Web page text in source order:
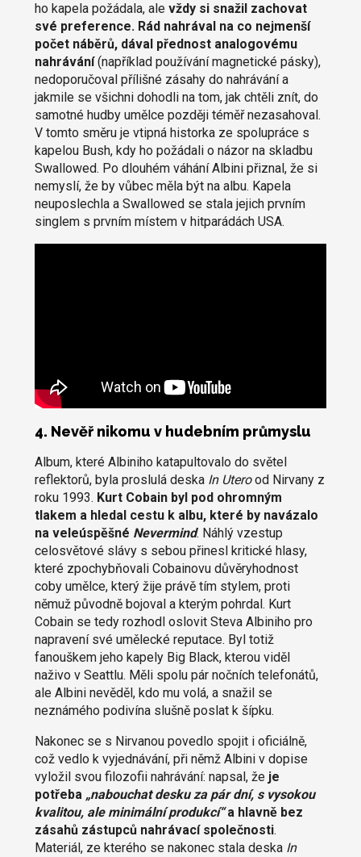
ho kapela požádala, ale vždy si snažil zachovat
své preference. Rád nahrával na co nejmenší
počet náběrů, dával přednost analogovému
nahrávání(například používání magnetické pásky),
nedoporučoval přílišné zásahy do nahrávání a
jakmile se všichni dohodli na tom, jak chtěli znít, do
samotné hudby umělce později téměř nezasahoval.
V tomto směru je vtipná historka ze spolupráce s
kapelou Bush, kdy ho požádali o názor na skladbu
Swallowed. Po dlouhém váhání Albini přiznal, že si
nemyslí, že by vůbec měla být na albu. Kapela
neuposlechla a Swallowed se stala jejich prvním
singlem s prvním místem v hitparádách USA.
4. Nevěř nikomu v hudebním průmyslu
Album, které Albiniho katapultovalo do světel
reflektorů, byla proslulá deska In Uterood Nirvany z
roku 1993. Kurt Cobain byl pod ohromným
tlakem a hledal cestu k albu, které by navázalo
na veleúspěšné Nevermind. Náhlý vzestup
celosvětové slávy s sebou přinesl kritické hlasy,
které zpochybňovali Cobainovu důvěryhodnost
coby umělce, který žije právě tím stylem, proti
němuž původně bojoval a kterým pohrdal. Kurt
Cobain se tedy rozhodl oslovit Steva Albiniho pro
napravení své umělecké reputace. Byl totiž
fanouškem jeho kapely Big Black, kterou viděl
naživo v Seattlu. Měli spolu pár nočních telefonátů,
ale Albini nevěděl, kdo mu volá, a snažil se
neznámého podivína slušně poslat k šípku.
Nakonec se s Nirvanou povedlo spojit i oficiálně,
což vedlo k vyjednávání, při němž Albini v dopise
vyložil svou filozofii nahrávání: napsal, že je
potřeba „nabouchat desku za pár dní, s vysokou
kvalitou, ale minimální produkcí“a hlavně bez
zásahů zástupců nahrávací společnosti.
Materiál, ze kterého se nakonec stala deska In